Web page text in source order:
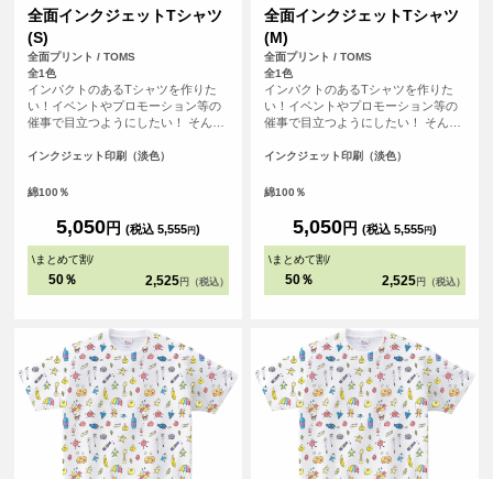
全面インクジェットTシャツ
(S)
全面プリント / TOMS
全1色
インパクトのあるTシャツを作りた
い！イベントやプロモーション等の
催事で目立つようにしたい！ そんな
ントできるTシャツです。首元から袖
所にプリントを入れることができま
伸びにくく耐久性の高い、5.6オンス
生地のTシャツを使用。せっかくデザ
インした全面プリントも剥がれるこ
用しています。
インクジェット印刷（淡色）
綿100％
5,050円 (税込 5,555円)
\まとめて割/
50％ 2,525 円（税込）
全面インクジェットTシャツ
(M)
全面プリント / TOMS
全1色
インパクトのあるTシャツを作りた
い！イベントやプロモーション等の
催事で目立つようにしたい！ そんな
ントできるTシャツです。首元から袖
所にプリントを入れることができま
伸びにくく耐久性の高い、5.6オンス
生地のTシャツを使用。せっかくデザ
インした全面プリントも剥がれるこ
用しています。
インクジェット印刷（淡色）
綿100％
5,050円 (税込 5,555円)
\まとめて割/
50％ 2,525 円（税込）